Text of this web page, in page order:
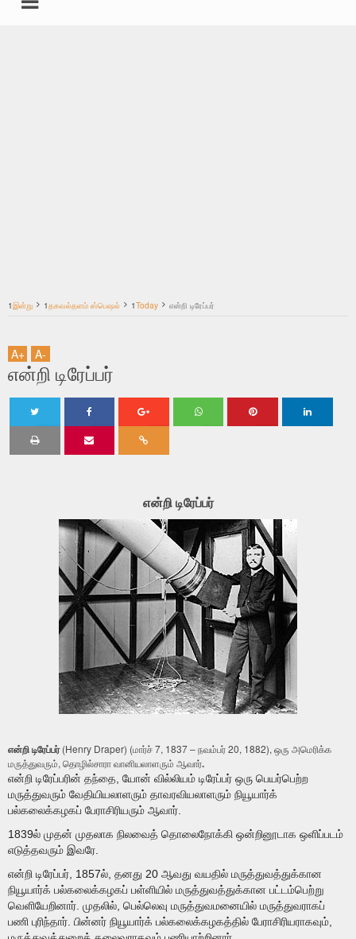
1இன்று 1தகவல்தளம் ஸ்பெஷல் 1Today என்றி டிரேப்பர்
A+ A-
என்றி டிரேப்பர்
Shar Shar
என்றி டிரேப்பர்
என்றி டிரேப்பர்(Henry Draper) (மார்ச் 7, 1837 – நவம்பர் 20, 1882), ஒரு அமெரிக்க
மருத்துவரும், தொழில்சாரா வானியலாளரும் ஆவார்.
என்றி டிரேப்பரின் தந்தை, யோன் வில்லியம் டிரேப்பர் ஒரு பெயர்பெற்ற
மருத்துவரும் வேதியியலாளரும் தாவரவியலாளரும் நியூயார்க்
பல்கலைக்கழகப் பேராசிரியரும் ஆவார்.
1839ல் முதன் முதலாக நிலவைத் தொலைநோக்கி ஒன்றினூடாக ஒளிப்படம்
எடுத்தவரும் இவரே.
என்றி டிரேப்பர், 1857ல், தனது 20 ஆவது வயதில் மருத்துவத்துக்கான
நியூயார்க் பல்கலைக்கழகப் பள்ளியில் மருத்துவத்துக்கான பட்டம்பெற்று
வெளியேறினார். முதலில், பெல்லெவு மருத்துவமனையில் மருத்துவராகப்
பணி புரிந்தார். பின்னர் நியூயார்க் பல்கலைக்கழகத்தில் பேராசிரியராகவும்,
மற்றவை